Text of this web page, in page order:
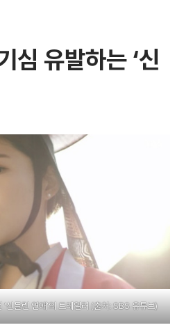
심 유발하는 ‘신
신들린 연애’의 트레일러 (출처: SBS 유튜브)